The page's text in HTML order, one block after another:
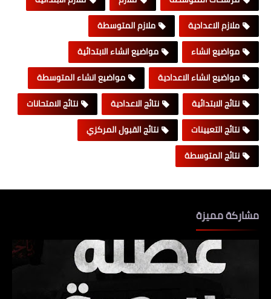
ملازم الاعدادية
ملازم المتوسطة
مواضيع انشاء
مواضيع انشاء الابتدائية
مواضيع انشاء الاعدادية
مواضيع انشاء المتوسطة
نتائج الابتدائية
نتائج الاعدادية
نتائج الامتحانات
نتائج التعيينات
نتائج القبول المركزي
نتائج المتوسطة
مشاركة مميزة